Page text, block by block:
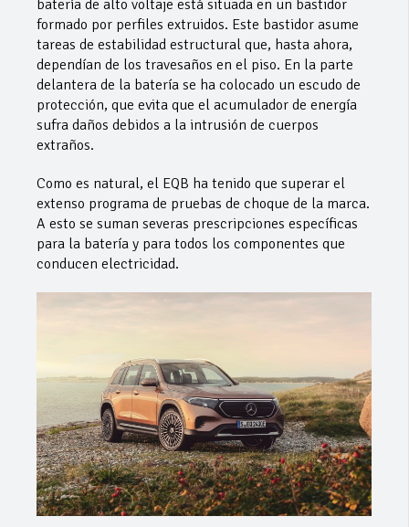
batería de alto voltaje está situada en un bastidor
formado por perfiles extruidos. Este bastidor asume
tareas de estabilidad estructural que, hasta ahora,
dependían de los travesaños en el piso. En la parte
delantera de la batería se ha colocado un escudo de
protección, que evita que el acumulador de energía
sufra daños debidos a la intrusión de cuerpos
extraños.
Como es natural, el EQB ha tenido que superar el
extenso programa de pruebas de choque de la marca.
A esto se suman severas prescripciones específicas
para la batería y para todos los componentes que
conducen electricidad.